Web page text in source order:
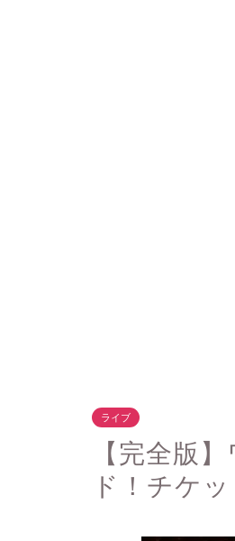
ライブ
【完全版
ド！チケ